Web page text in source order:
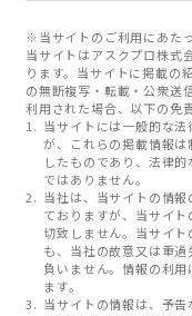
※当サイトのご利用にあた
当サイトはアスクプロ株式
ります。当サイトに掲載の
の無断複写・転載・公衆送
利用された場合、以下の免
当サイトには一般的な
が、これらの掲載情報
したものであり、法律
ではありません。
当社は、当サイトの情
ておりますが、当サイ
切致しません。当サイ
も、当社の故意又は重
負いません。情報の利
ます。
当サイトの情報は、予